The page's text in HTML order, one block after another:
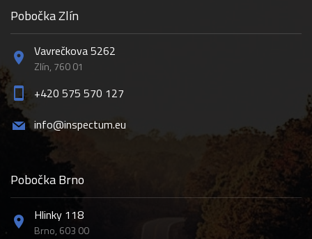
Pobočka Zlín
Vavrečkova 5262
Zlín, 760 01
+420 575 570 127
info@inspectum.eu
Pobočka Brno
Hlinky 118
Brno, 603 00